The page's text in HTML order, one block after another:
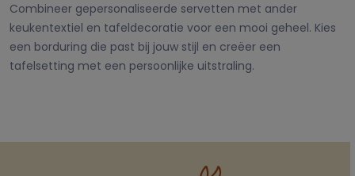
Combineer gepersonaliseerde servetten met ander
keukentextiel en tafeldecoratie voor een mooi geheel. Kies
een borduring die past bij jouw stijl en creëer een
tafelsetting met een persoonlijke uitstraling.